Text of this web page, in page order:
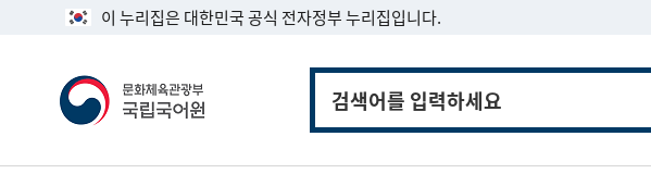
이 누리집은 대한민국 공식 전자정부 누리집입니다.
통
검
색